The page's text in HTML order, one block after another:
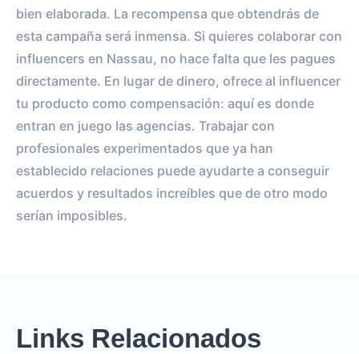
bien elaborada. La recompensa que obtendrás de
esta campaña será inmensa. Si quieres colaborar con
influencers en Nassau, no hace falta que les pagues
directamente. En lugar de dinero, ofrece al influencer
tu producto como compensación: aquí es donde
entran en juego las agencias. Trabajar con
profesionales experimentados que ya han
establecido relaciones puede ayudarte a conseguir
acuerdos y resultados increíbles que de otro modo
serían imposibles.
Links Relacionados